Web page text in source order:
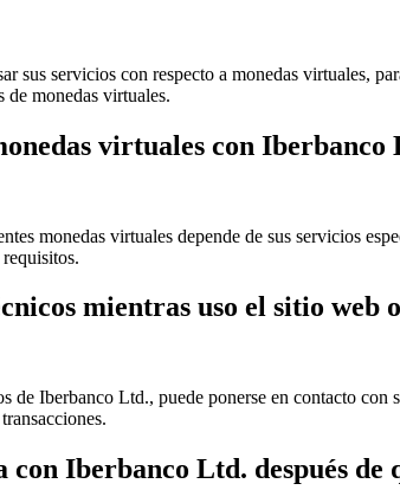
sus servicios con respecto a monedas virtuales,
de monedas virtuales.
virtuales con Iberbanco
monedas virtuales depende de sus servicios
mientras uso el sitio web
de Iberbanco Ltd., puede ponerse en contacto
Iberbanco Ltd. después de